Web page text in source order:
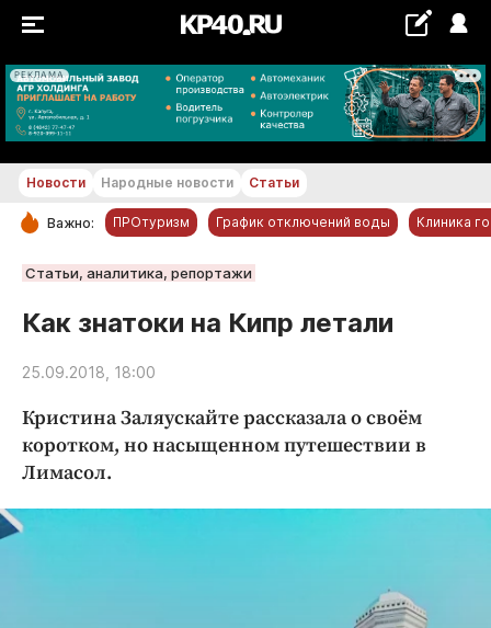
РЕКЛАМА
+29...+30 °С
РУБРИКИ
Статьи
Народные новости
Авто и транспорт
Благоустройство
Криминал
Новости Народные новости Статьи
Важно: ПРОтуризм График отключений воды Клиника
Статьи, аналитика, репортажи
Как знатоки на Кипр летали
25.09.2018, 18:00
Кристина Заляускайте рассказала о своём
коротком, но насыщенном путешествии в
Лимасол.